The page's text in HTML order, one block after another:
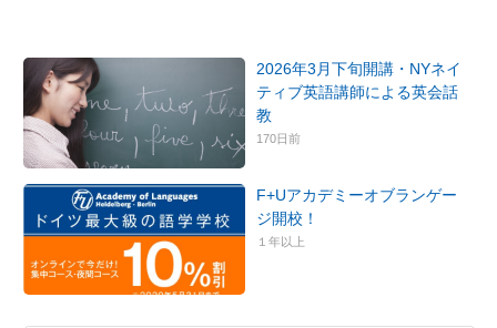
2026年3月下旬開講・NYネイ
ティブ英語講師による英会話
教
170日前
F+Uアカデミーオブランゲー
ジ開校！
１年以上